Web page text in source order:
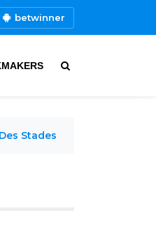
betwinner
Stades